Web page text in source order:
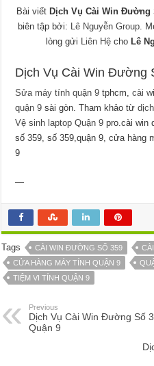
Bài viết Dịch Vụ Cài Win Đường
biên tập bởi: Lê Nguyễn Group.
lòng gửi Liên Hệ cho Lê
Dịch Vụ Cài Win Đường
Sửa máy tính quận 9 tphcm,cài
quận 9 sài gòn. Tham khảo từ
Vệ sinh laptop Quận 9 pro.cài win
số 359, số 359,quận 9, cửa hàng
9
—
Tags CÀI WIN ĐƯỜNG SỐ 359
CỬA HÀNG MÁY TÍNH QUẬN 9
TIỆM VI TÍNH QUẬN 9
Previous
Dịch Vụ Cài Win Đường Số
Quận 9